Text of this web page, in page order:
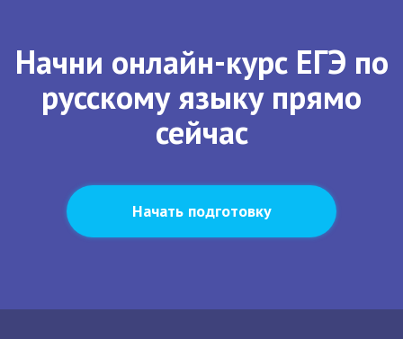
Начни онлайн-курс ЕГЭ по
русскому языку прямо
сейчас
Начать подготовку